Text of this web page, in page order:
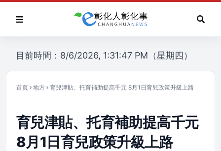
目前時間：8/6/2026, 1:31:47 PM（星期四）
首頁 地方 育兒津貼、托育補助提高千元 8月1日育兒政策升級上路
育兒津貼、托育補助提高千元
8月1日育兒政策升級上路